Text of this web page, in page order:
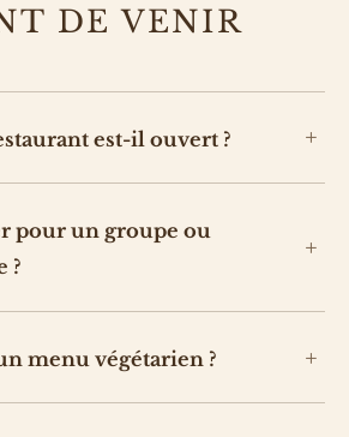
DE VENIR
est-il ouvert ?
pour un groupe ou
?
menu végétarien ?